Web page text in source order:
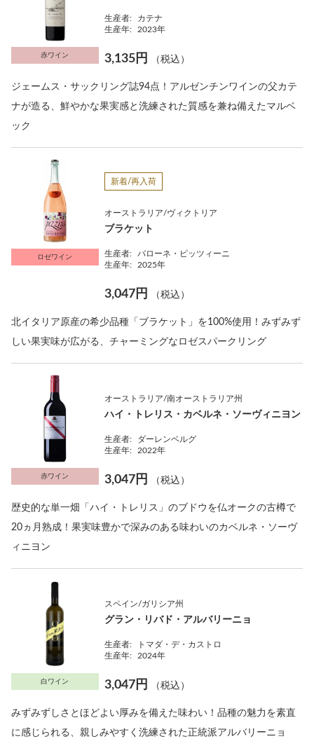
赤ワイン
生産者:
カテナ
生産年:
2023年
3,135円 （税込）
ジェームス・サックリング誌94点！アルゼンチンワインの父カテ
ナが造る、鮮やかな果実感と洗練された質感を兼ね備えたマルベ
ック
ロゼワイン
新着/再入荷
オーストラリア/ヴィクトリア
ブラケット
生産者:
バローネ・ピッツィーニ
生産年:
2025年
3,047円 （税込）
北イタリア原産の希少品種「ブラケット」を100%使用！みずみず
しい果実味が広がる、チャーミングなロゼスパークリング
赤ワイン
オーストラリア/南オーストラリア州
ハイ・トレリス・カベルネ・ソーヴィニヨン
生産者:
ダーレンベルグ
生産年:
2022年
3,047円 （税込）
歴史的な単一畑「ハイ・トレリス」のブドウを仏オークの古樽で
20ヵ月熟成！果実味豊かで深みのある味わいのカベルネ・ソーヴ
ィニヨン
白ワイン
スペイン/ガリシア州
グラン・リバド・アルバリーニョ
生産者:
トマダ・デ・カストロ
生産年:
2024年
3,047円 （税込）
みずみずしさとほどよい厚みを備えた味わい！品種の魅力を素直
に感じられる、親しみやすく洗練された正統派アルバリーニョ